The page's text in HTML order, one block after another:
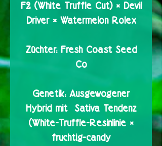
F2 (White Truffle Cut) × Devil
Driver × Watermelon Rolex
Züchter: Fresh Coast Seed
Co
Genetik: Ausgewogener
Hybrid mit Sativa Tendenz
(White-Truffle-Resinlinie ×
fruchtig-candy